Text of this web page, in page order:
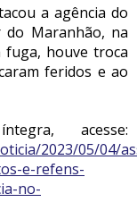
a agência do
Maranhão, na
fuga, houve troca
feridos e ao
acesse:
2023/05/04/
e-refens-
no-